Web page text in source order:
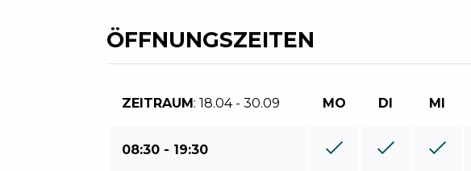
ÖFFNUNGSZEITEN
ZEITRAUM : 18.04 - 30.09 MO DI MI
08:30 - 19:30